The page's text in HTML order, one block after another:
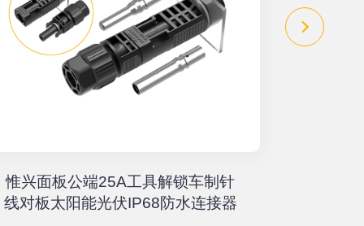
惟兴面板公端25A工具解锁车制针
线对板太阳能光伏IP68防水连接器